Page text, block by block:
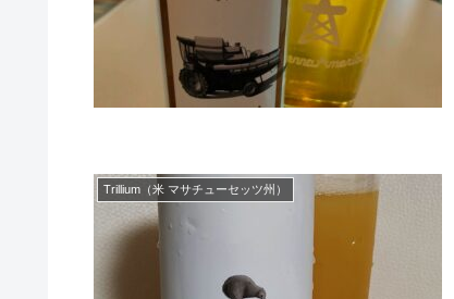
Trillium（米 マサチューセッツ州）